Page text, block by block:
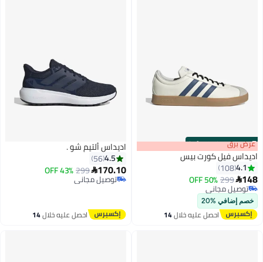
00m:00s
·
100% Left عرض برق
اديداس فيل كورت بيس
4.1
108
148
299
50% OFF
توصيل مجاني
توصيل مجاني
خصم إضافي %20
احصل عليه خلال14
4
اديداس ألتيم شو .
4.5
56
170.10
299
43% OFF
توصيل مجاني
توصيل مجاني
احصل عليه خلال14